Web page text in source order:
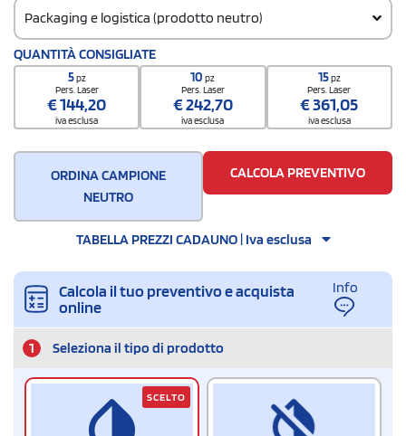
Packaging e logistica (prodotto neutro)
Codice doganale
9405219090
QUANTITÀ CONSIGLIATE
5pz
Pers. Laser
€144,20
iva esclusa
10pz
Pers. Laser
€242,70
iva esclusa
15pz
Pers. Laser
€361,05
iva esclusa
ORDINA CAMPIONE
NEUTRO
CALCOLA PREVENTIVO
TABELLA PREZZI CADAUNO | Iva esclusa
Calcola il tuo preventivo e acquista
online
Info
1 Seleziona il tipo di prodotto
SCELTO